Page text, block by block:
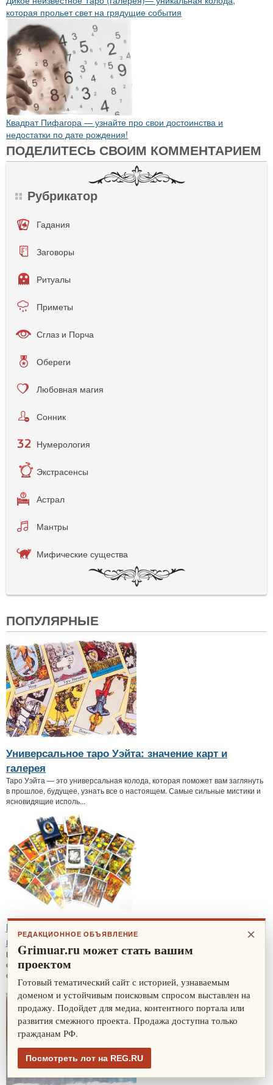
которая прольет свет на грядущие события
Квадрат Пифагора — узнайте про свои достоинства и
недостатки по дате рождения!
ПОДЕЛИТЕСЬ СВОИМ КОММЕНТАРИЕМ
Рубрикатор
Гадания
Заговоры
Ритуалы
Приметы
Сглаз и Порча
Обереги
Любовная магия
Сонник
Нумерология
Экстрасенсы
Астрал
Мантры
Мифические существа
ПОПУЛЯРНЫЕ
Универсальное таро Уэйта: значение карт и
галерея
Таро Уэйта — это универсальная колода, которая поможет вам заглянуть
в прошлое, будущее, узнать все о настоящем. Самые сильные мистики и
ясновидящие исполь...
Карты таро Зеркало судьбы — уникальный
магический атрибут
Карты таро Зеркало судьбы просты для восприятия, подойдут и
опытному тарологу, и новичку. Рисунки не перегруженные различными
символами и астрологическими...
×
РЕДАКЦИОННОЕ ОБЪЯВЛЕНИЕ
Grimuar.ru может стать вашим
проектом
Готовый тематический сайт с историей, узнаваемым
доменом и устойчивым поисковым спросом выставлен на
продажу. Подойдет для медиа, контентного портала или
развития смежного проекта. Продажа доступна только
гражданам РФ.
Посмотреть лот на REG.RU